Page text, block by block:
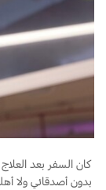
كان السفر بعد
بدون أصدقائي ولا